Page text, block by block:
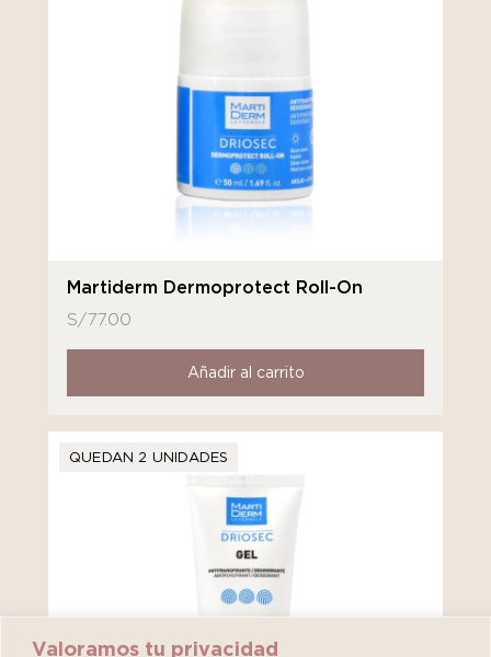
Valoramos tu privacidad
Martiderm Dermoprotect Roll-On
S/77.00
Añadir al carrito
QUEDAN 2 UNIDADES